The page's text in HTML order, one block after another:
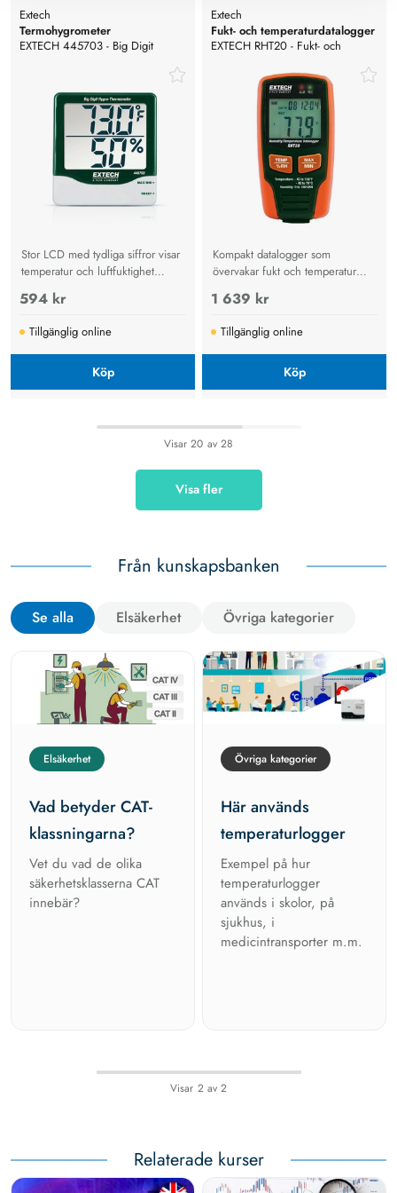
Extech
Termohygrometer
EXTECH 445703 - Big Digit
Stor LCD med tydliga siffror visar
temperatur och luftfuktighet
samtidigt, min/max-minne och
flexibel montering för industri,
kontor och växthus.
594 kr
Tillgänglig online
Köp
Extech
Fukt- och temperaturdatalogger
EXTECH RHT20 - Fukt- och
Kompakt datalogger som
övervakar fukt och temperatur
med LCD-display, USB-anslutning,
larmgränser och minne för
16 000 mätpunkter per
parameter.
1 639 kr
Tillgänglig online
Köp
Visar20 av28
Visa fler
Från kunskapsbanken
Se alla Elsäkerhet Övriga kategorier
Elsäkerhet
Vad betyder CAT-
klassningarna?
Vet du vad de olika
säkerhetsklasserna CAT
innebär?
Övriga kategorier
Här används
temperaturlogger
Exempel på hur
temperaturlogger
används i skolor, på
sjukhus, i
medicintransporter m.m.
Visar 2av2
Relaterade kurser